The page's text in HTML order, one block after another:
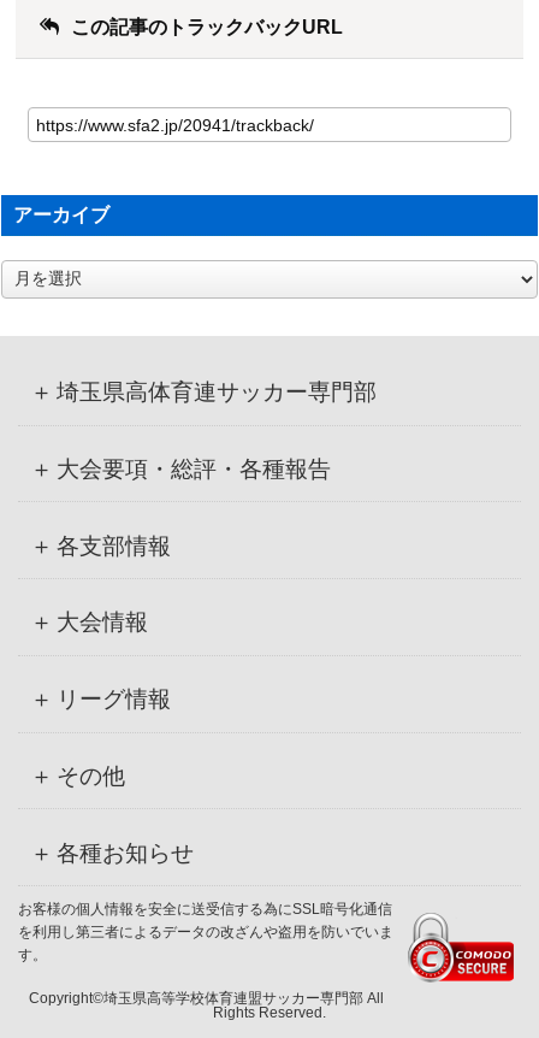
この記事のトラックバックURL
アーカイブ
ア
ー
埼玉県高体育連サッカー専門部
大会要項・総評・各種報告
各支部情報
大会情報
リーグ情報
その他
各種お知らせ
お客様の個人情報を安全に送受信する為にSSL暗号化通信
を利用し第三者によるデータの改ざんや盗用を防いでいま
す。
Copyright©埼玉県高等学校体育連盟サッカー専門部 All
Rights Reserved.